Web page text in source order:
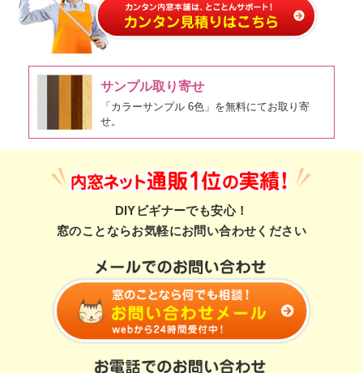
サンプル取り寄せ
「カラーサンプル 6色」を無料にてお取り寄
せ。
DIYビギナーでも安心！
窓のことならお気軽にお問い合わせください